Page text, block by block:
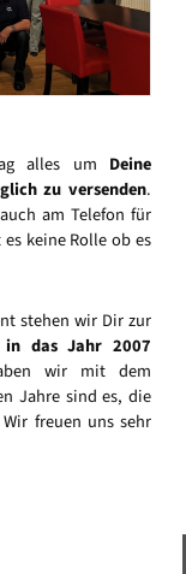
alles um Deine
zu versenden.
am Telefon für
keine Rolle ob es
stehen wir Dir zur
in das Jahr 2007
wir mit dem
Jahre sind es, die
freuen uns sehr